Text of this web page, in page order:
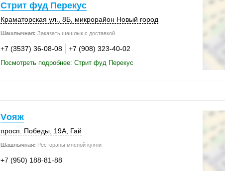
Стрит фуд Перекус
Краматорская ул., 8Б, микрорайон Новый город
Шашлычная: Заказать шашлык с доставкой
+7 (3537) 36-08-08 +7 (908) 323-40-02
Посмотреть подробнее: Стрит фуд Перекус
Vояж
просп. Победы, 19А, Гай
Шашлычная: Рестораны мясной кухни
+7 (950) 188-81-88